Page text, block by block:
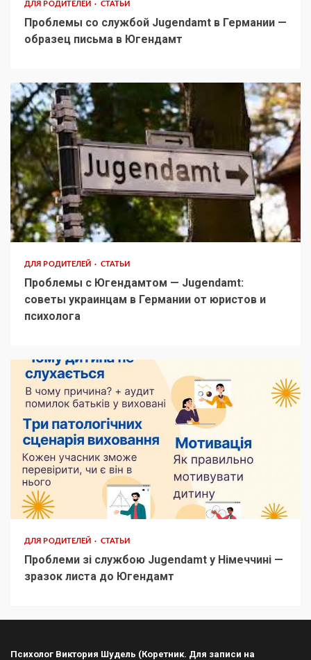
ДЛЯ РОДИТЕЛЕЙ СТАТЬИ
Проблемы со службой Jugendamt в Германии —
образец письма в Югендамт
ДЛЯ РОДИТЕЛЕЙ СТАТЬИ
Проблемы с Югендамтом — Jugendamt:
советы украинцам в Германии от юристов и
психолога
ДЛЯ РОДИТЕЛЕЙ СТАТЬИ
Проблеми зі службою Jugendamt у Німеччині —
зразок листа до Югендамт
Психолог Виктория Шудель (Коретник. Для записи на